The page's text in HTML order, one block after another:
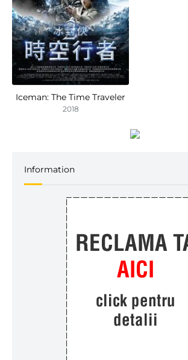
Iceman: The Time Traveler
2018
Information